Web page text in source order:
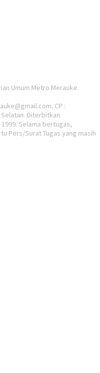
Umum Metro Merauke.
CP :
Selatan. Diterbitkan
1999. Selama bertugas,
Pers/Surat Tugas yang masih